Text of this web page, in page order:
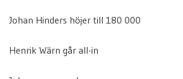
Johan Hinders höjer till 180 000
Henrik Wärn går all-in